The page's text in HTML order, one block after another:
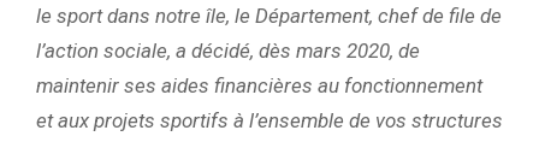
le sport dans notre île, le Département, chef de file de
l’action sociale, a décidé, dès mars 2020, de
maintenir ses aides financières au fonctionnement
et aux projets sportifs à l’ensemble de vos structures